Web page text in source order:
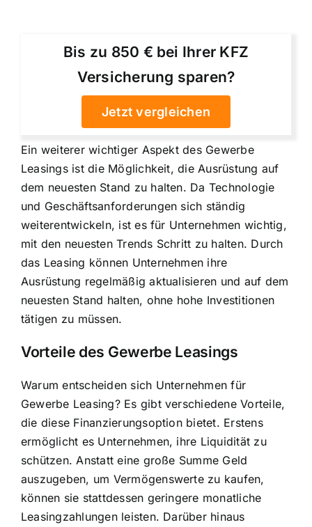
Bis zu 850 € bei Ihrer KFZ
Versicherung sparen?
Jetzt vergleichen
Ein weiterer wichtiger Aspekt des Gewerbe
Leasings ist die Möglichkeit, dieAusrüstung auf
dem neuesten Stand zu halten. Da Technologie
und Geschäftsanforderungen sich ständig
weiterentwickeln, ist es für Unternehmen wichtig,
mit den neuesten Trends Schritt zu halten. Durch
das Leasing können Unternehmen ihre
Ausrüstung regelmäßig aktualisieren und auf dem
neuesten Stand halten, ohne hohe Investitionen
tätigen zu müssen.
Vorteile des Gewerbe Leasings
Warum entscheiden sich Unternehmen für
Gewerbe Leasing? Es gibt verschiedene Vorteile,
die diese Finanzierungsoption bietet. Erstens
ermöglicht es Unternehmen, ihre Liquidität zu
schützen. Anstatt eine große Summe Geld
auszugeben, um Vermögenswerte zu kaufen,
können sie stattdessen geringere monatliche
Leasingzahlungen leisten. Darüber hinaus